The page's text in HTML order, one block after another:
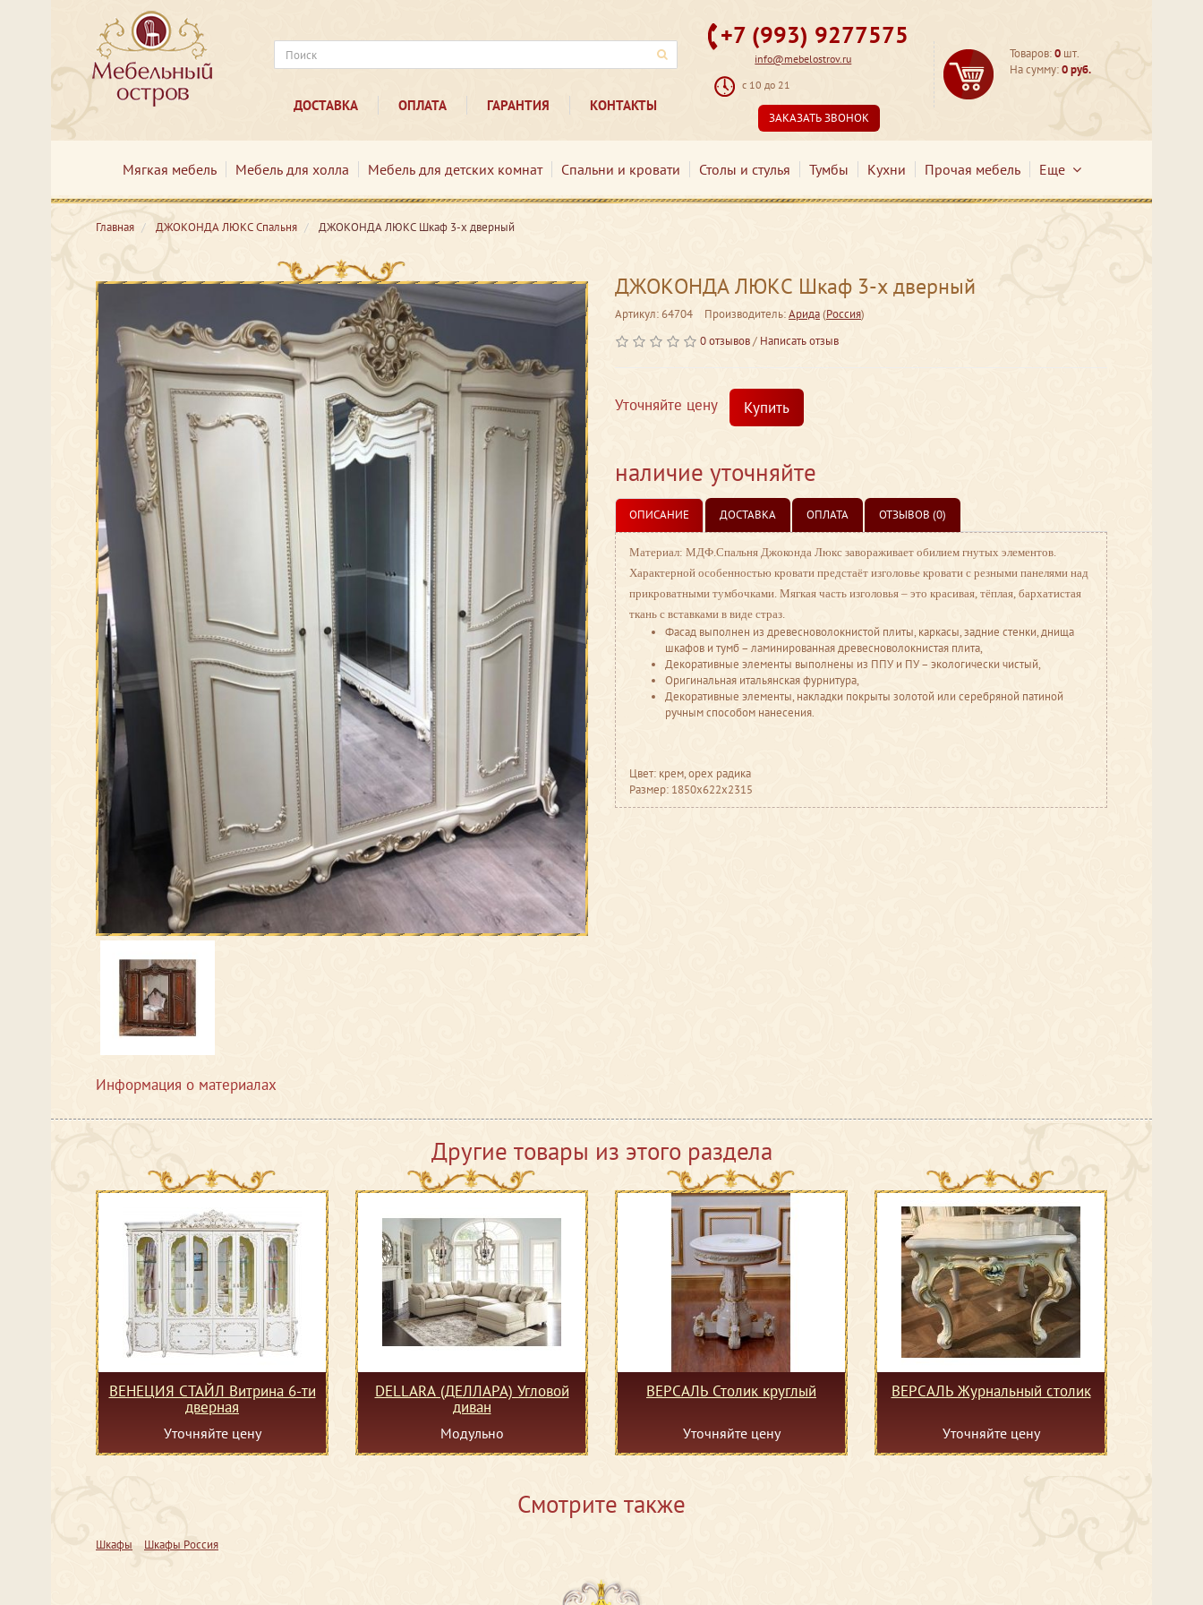
ДОСТАВКА ОПЛАТА ГАРАНТИЯ КОНТАКТЫ
+7 (993) 9277575
info@mebelostrov.ru
с 10 до 21
ЗАКАЗАТЬ ЗВОНОК
Товаров:0 шт.
На сумму:0 руб.
Мягкая мебель Мебель для холла Мебель для детских комнат Спальни и кровати Столы и стулья Тумбы Кухни Прочая мебель Еще
Главная ДЖОКОНДА ЛЮКС Спальня ДЖОКОНДА ЛЮКС Шкаф 3-х дверный
Информация о материалах
ДЖОКОНДА ЛЮКС Шкаф 3-х дверный
Артикул: 64704 Производитель:Арида(Россия)
0 отзывов/ Написать отзыв
Уточняйте цену Купить
наличие уточняйте
ОПИСАНИЕ ДОСТАВКА ОПЛАТА ОТЗЫВОВ (0)
Материал: МДФ.Спальня Джоконда Люкс завораживает обилием гнутых элементов.
Характерной особенностью кровати предстаёт изголовье кровати с резными панелями над
прикроватными тумбочками. Мягкая часть изголовья – это красивая, тёплая, бархатистая
ткань с вставками в виде страз.
Фасад выполнен из древесноволокнистой плиты, каркасы, задние стенки, днища
шкафов и тумб – ламинированная древесноволокнистая плита,
Декоративные элементы выполнены из ППУ и ПУ – экологически чистый,
Оригинальная итальянская фурнитура,
Декоративные элементы, накладки покрыты золотой или серебряной патиной
ручным способом нанесения.
Цвет: крем, орех радика
Размер: 1850х622х2315
Другие товары из этого раздела
ВЕНЕЦИЯ СТАЙЛ Витрина 6-ти
дверная
Уточняйте цену
DELLARA (ДЕЛЛАРА) Угловой
диван
Модульно
ВЕРСАЛЬ Столик круглый
Уточняйте цену
ВЕРСАЛЬ Журнальный столик
Уточняйте цену
Смотрите также
Шкафы Шкафы Россия